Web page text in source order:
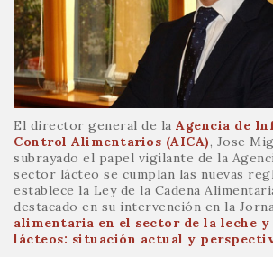
El director general de la Agencia de
Control Alimentarios (AICA), Jose
subrayado el papel vigilante de la
sector lácteo se cumplan las nuevas
establece la Ley de la Cadena
destacado en su intervención en la
alimentaria en el sector de la leche
lácteos: situación actual y